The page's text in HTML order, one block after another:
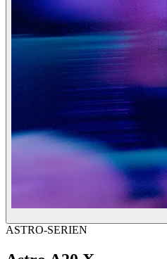
ASTRO-SERIEN